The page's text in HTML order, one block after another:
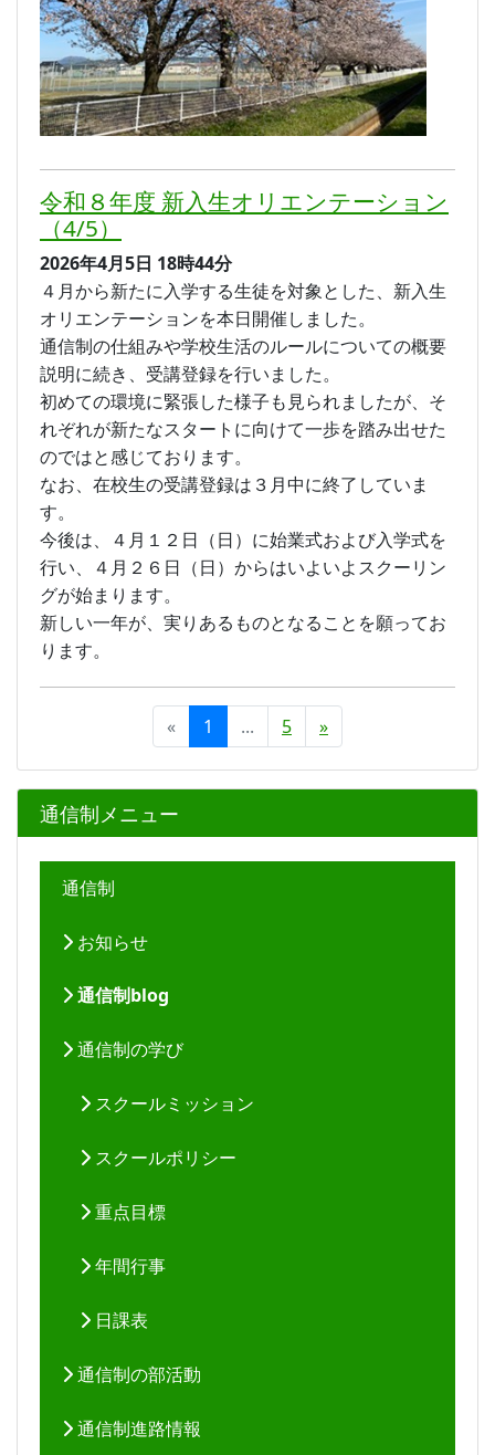
令和８年度 新入生オリエンテーション
（4/5）
2026年4月5日 18時44分
４月から新たに入学する生徒を対象とした、新入生
オリエンテーションを本日開催しました。
通信制の仕組みや学校生活のルールについての概要
説明に続き、受講登録を行いました。
初めての環境に緊張した様子も見られましたが、そ
れぞれが新たなスタートに向けて一歩を踏み出せた
のではと感じております。
なお、在校生の受講登録は３月中に終了していま
す。
今後は、４月１２日（日）に始業式および入学式を
行い、４月２６日（日）からはいよいよスクーリン
グが始まります。
新しい一年が、実りあるものとなることを願ってお
ります。
« 1 ... 5 »
通信制メニュー
通信制
お知らせ
通信制blog
通信制の学び
スクールミッション
スクールポリシー
重点目標
年間行事
日課表
通信制の部活動
通信制進路情報